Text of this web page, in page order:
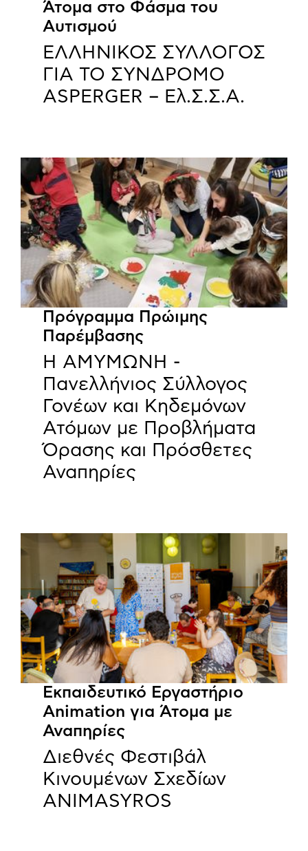
Άτομα στο Φάσμα του
Αυτισμού
ΕΛΛΗΝΙΚΟΣ ΣΥΛΛΟΓΟΣ
ΓΙΑ ΤΟ ΣΥΝΔΡΟΜΟ
ASPERGER – Ελ.Σ.Σ.Α.
Πρόγραμμα Πρώιμης
Παρέμβασης
Η ΑΜΥΜΩΝΗ -
Πανελλήνιος Σύλλογος
Γονέων και Κηδεμόνων
Ατόμων με Προβλήματα
Όρασης και Πρόσθετες
Αναπηρίες
Εκπαιδευτικό Εργαστήριο
Animation για Άτομα με
Αναπηρίες
Διεθνές Φεστιβάλ
Κινουμένων Σχεδίων
ANIMASYROS